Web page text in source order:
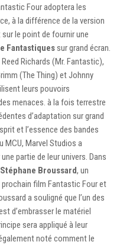
Four adoptera les
à la différence de la version
le point de fournir une
Fantastiquessur grand écran.
Richards (Mr. Fantastic),
(The Thing) et Johnny
leurs pouvoirs
menaces. à la fois terrestre
d’adaptation sur grand
et l’essence des bandes
MCU, Marvel Studios a
partie de leur univers. Dans
Stéphane Broussard, un
film Fantastic Four et
a souligné que l’un des
d’embrasser le matériel
sera appliqué à leur
noté comment le